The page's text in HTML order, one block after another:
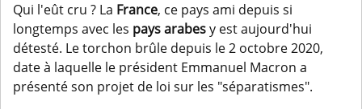
Qui l'eût cru ? La France, ce pays ami depuis si
longtemps avec les pays arabesy est aujourd'hui
détesté. Le torchon brûle depuis le 2 octobre 2020,
date à laquelle le président Emmanuel Macron a
présenté son projet de loi sur les "séparatismes".